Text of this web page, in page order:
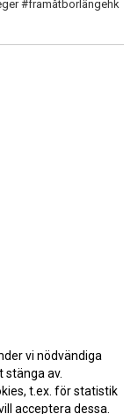
#framåtborlängehk
vi nödvändiga
stänga av.
t.ex. för statistik
acceptera dessa.